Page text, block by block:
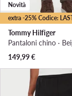
extra -25% Codice:
Novità
Tommy Hilfiger
149,99€